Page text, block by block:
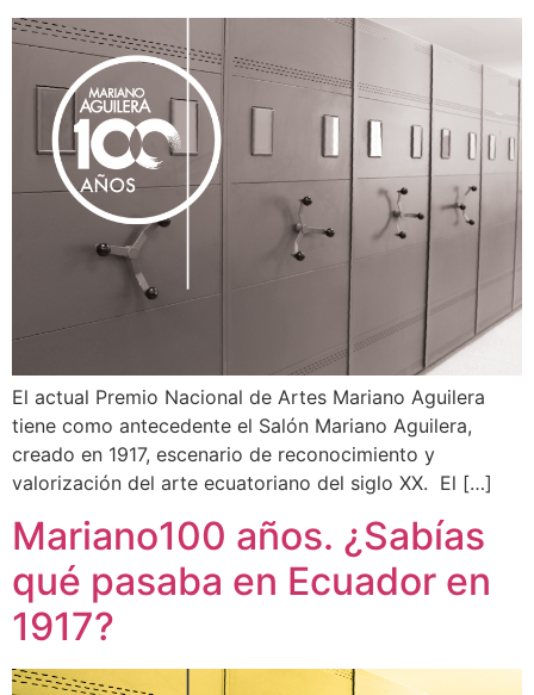
El actual Premio Nacional de Artes Mariano Aguilera
tiene como antecedente el Salón Mariano Aguilera,
creado en 1917, escenario de reconocimiento y
valorización del arte ecuatoriano del siglo XX. El […]
Mariano100 años. ¿Sabías
qué pasaba en Ecuador en
1917?